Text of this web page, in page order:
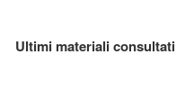
Ultimi materiali consultati